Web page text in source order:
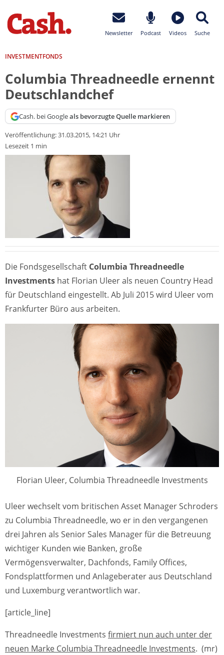
Newsletter Podcast Videos Suche
INVESTMENTFONDS
Columbia Threadneedle ernennt
Deutschlandchef
Cash. bei Googleals bevorzugte Quelle markieren
Veröffentlichung:31.03.2015, 14:21 Uhr
Lesezeit 1 min
Die Fondsgesellschaft Columbia Threadneedle
Investments hat Florian Uleer als neuen Country Head
für Deutschland eingestellt. Ab Juli 2015 wird Uleer vom
Frankfurter Büro aus arbeiten.
Florian Uleer, Columbia Threadneedle Investments
Uleer wechselt vom britischen Asset Manager Schroders
zu Columbia Threadneedle, wo er in den vergangenen
drei Jahren als Senior Sales Manager für die Betreuung
wichtiger Kunden wie Banken, große
Vermögensverwalter, Dachfonds, Family Offices,
Fondsplattformen und Anlageberater aus Deutschland
und Luxemburg verantwortlich war.
[article_line]
Threadneedle Investments firmiert nun auch unter der
neuen Marke Columbia Threadneedle Investments. (mr)